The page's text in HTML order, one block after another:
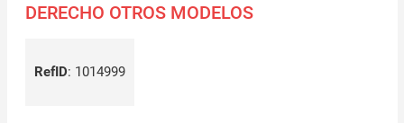
DERECHO OTROS MODELOS
RefID: 1014999